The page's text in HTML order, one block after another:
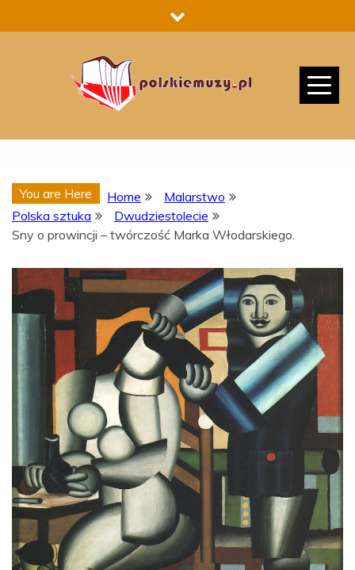
to
You are Here Home
Malarstwo
Polska sztuka
Dwudziestolecie
Sny o prowincji – twórczość Marka Włodarskiego.